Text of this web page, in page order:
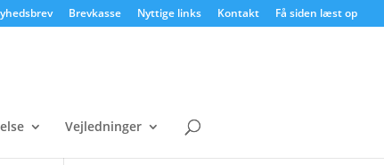
Brevkasse Nyttige links Kontakt Få siden læst op
Vejledninger